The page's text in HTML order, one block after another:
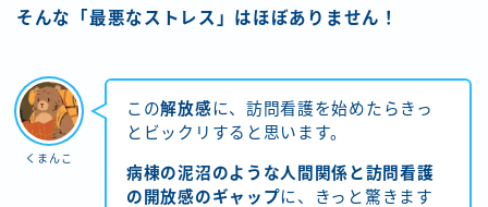
そんな「最悪なストレス」はほぼありません！
くまんこ
この解放感に、訪問看護を始めたらきっ
とビックリすると思います。
病棟の泥沼のような人間関係と訪問看護
の開放感のギャップに、きっと驚きます